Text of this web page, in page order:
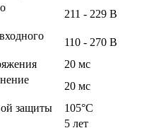
211 - 229 В
110 - 270 В
20 мс
20 мс
защиты
105°C
5 лет